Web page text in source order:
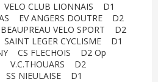
CLUB LIONNAIS D1
EV ANGERS DOUTRE D2
VELO SPORT D2
LEGER CYCLISME D1
CS FLECHOIS D2 Op
D2
NIEULAISE D1